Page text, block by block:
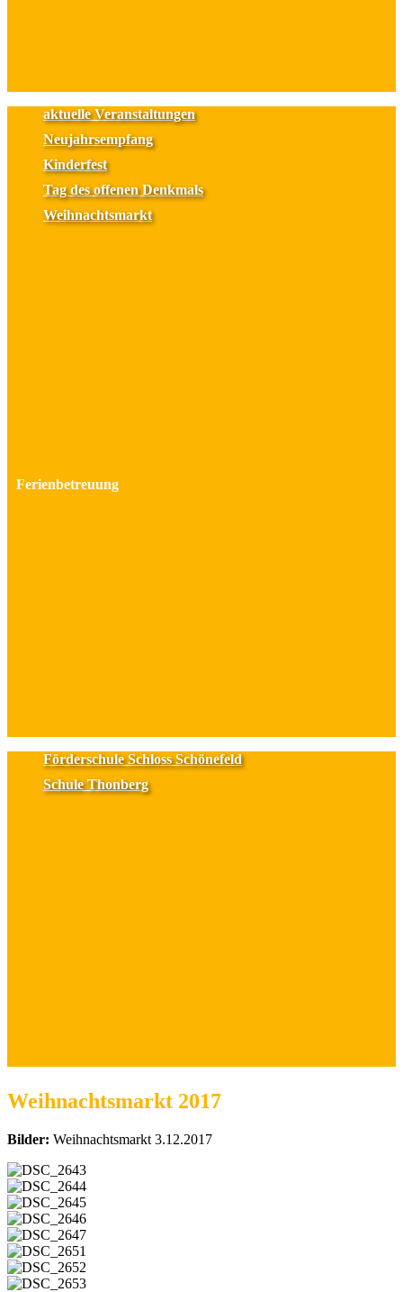
aktuelle Veranstaltungen
Neujahrsempfang
Kinderfest
Tag des offenen Denkmals
Weihnachtsmarkt
Ferienbetreuung
Förderschule Schloss Schönefeld
Schule Thonberg
Weihnachtsmarkt 2017
Bilder: Weihnachtsmarkt 3.12.2017